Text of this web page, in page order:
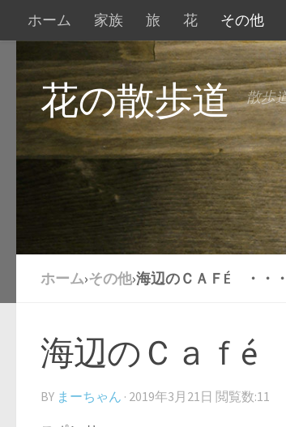
ホーム 家族 旅 花 その他
花の散歩道 散歩
ホーム›その他›海辺のＣＡＦÉ ・・・
海辺のＣａｆé
BY まーちゃん · 2019年3月21日 閲覧数:11